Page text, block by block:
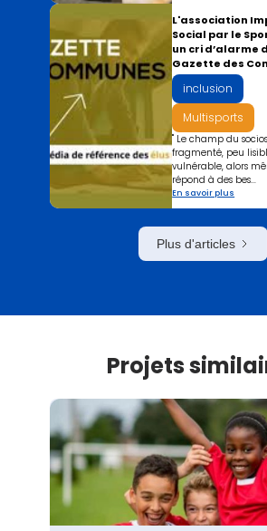
L'association
Social par le
un cri d’alarme
Gazette des
inclusion
Multisports
" Le champ du
fragmenté, peu
vulnérable, alors
répond à des bes...
En savoir plus
Plus d'articles
Projets